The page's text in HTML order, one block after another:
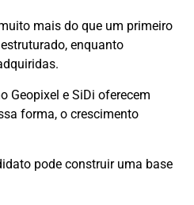
mais do que um primeiro
enquanto
Geopixel e SiDi oferecem
forma, o crescimento
pode construir uma base